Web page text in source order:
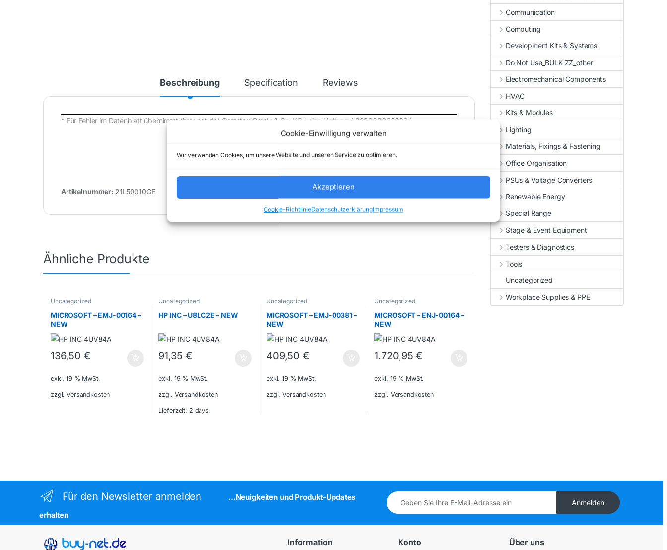
Cookie-Einwilligung verwalten
Wir verwenden Cookies, um unsere Website und unseren Service zu optimieren.
Akzeptieren
Cookie-RichtlinieDatenschutzerklärungImpressum
Beschreibung Specification Reviews
* Für Fehler im Datenblatt übernimmt (buy-net.de) Comstex GmbH & Co. KG keine Haftung ( 202608062000 )
Artikelnummer: 21L50010GE Marke:LENOVO
Ähnliche Produkte
Uncategorized
MICROSOFT – EMJ-00164 –
NEW
136,50€
exkl. 19 % MwSt.
zzgl. Versandkosten
Uncategorized
HP INC – U8LC2E – NEW
91,35 €
exkl. 19 % MwSt.
zzgl. Versandkosten
Lieferzeit: 2 days
Uncategorized
MICROSOFT – EMJ-00381 –
NEW
409,50€
exkl. 19 % MwSt.
zzgl. Versandkosten
Uncategorized
MICROSOFT – ENJ-00164 –
NEW
1.720,95€
exkl. 19 % MwSt.
zzgl. Versandkosten
Communication
Computing
Development Kits & Systems
Do Not Use_BULK ZZ_other
Electromechanical Components
HVAC
Kits & Modules
Lighting
Materials, Fixings & Fastening
Office Organisation
PSUs & Voltage Converters
Renewable Energy
Special Range
Stage & Event Equipment
Testers & Diagnostics
Tools
Uncategorized
Workplace Supplies & PPE
Für den Newsletter anmelden
...Neuigkeiten und Produkt-Updates
erhalten
Anmelden
Information Konto Über uns